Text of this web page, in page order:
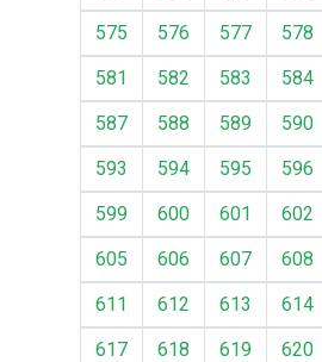
575
576 577 578
581
582 583 584
587
588 589 590
593
594 595 596
599
600 601 602
605
606 607 608
611
612 613 614
617
618 619 620